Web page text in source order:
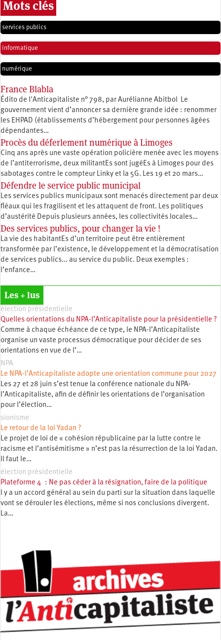
Mots clés
services publics
informatique
numérique
France Blabla
Édito de l'Anticapitaliste n° 798, par Aurélianne Abitbol Le
gouvernement vient d’annoncer sa dernière grande idée : renommer
les EHPAD (établissements d’hébergement pour personnes âgées
dépendantes…
Procès du déferlement numérique à Limoges
Cinq ans après une vaste opération policière menée avec les moyens
de l’antiterrorisme, deux militantEs sont jugéEs à Limoges pour des
sabotages contre le compteur Linky et la 5G. Les 19 et 20 mars…
Défendre le service public municipal
Les services publics municipaux sont menacés directement par deux
fléaux qui les fragilisent et les attaquent de front. Les politiques
d’austérité Depuis plusieurs années, les collectivités locales…
Des services publics, pour changer la vie !
La vie des habitantEs d’un territoire peut être entièrement
transformée par l’existence, le développement et la démocratisation
de services publics... au service du public. Deux exemples :
l’enfance…
Les + lus
élection présidentielle
Quelles orientations du NPA-l’Anticapitaliste pour la présidentielle ?
Comme à chaque échéance de ce type, le NPA-l’Anticapitaliste
organise un vaste processus démocratique pour décider de ses
orientations en vue de l’…
NPA
Le NPA-l’Anticapitaliste adopte une orientation commune pour 2027
Les 27 et 28 juin s’est tenue la conférence nationale du NPA-
l’Anticapitaliste, afin de définir les orientations de l’organisation
pour l’élection…
sionisme
Le retour de la loi Yadan ?
Le projet de loi de « cohésion républicaine par la lutte contre le
racisme et l’antisémitisme » n’est pas la résurrection de la loi Yadan.
Il faut le…
élection présidentielle
Plateforme 4 : Ne pas céder à la résignation, faire de la politique
l y a un accord général au sein du parti sur la situation dans laquelle
vont se dérouler les élections, même si nos conclusions divergent.
La…